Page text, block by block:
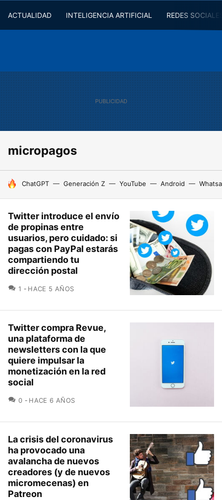
ACTUALIDAD INTELIGENCIA ARTIFICIAL REDES
micropagos
HOY SE HABLA DE
ChatGPT Generación Z YouTube Android
Twitter introduce el envío
de propinas entre
usuarios, pero cuidado: si
pagas con PayPal estarás
compartiendo tu
dirección postal
1 COMENTARIOS
HACE 5 AÑOS
Twitter compra Revue,
una plataforma de
newsletters con la que
quiere impulsar la
monetización en la red
social
0 COMENTARIOS
HACE 6 AÑOS
La crisis del coronavirus
ha provocado una
avalancha de nuevos
creadores (y de nuevos
micromecenas) en
Patreon